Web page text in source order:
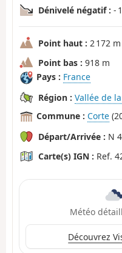
Dénivelé négatif : -
Point haut : 2 172 m
Point bas : 918 m
Pays : France
Région : Vallée de
Commune : Corte
Départ/Arrivée : N
Carte(s) IGN : Ref.
Météo
Découvrez